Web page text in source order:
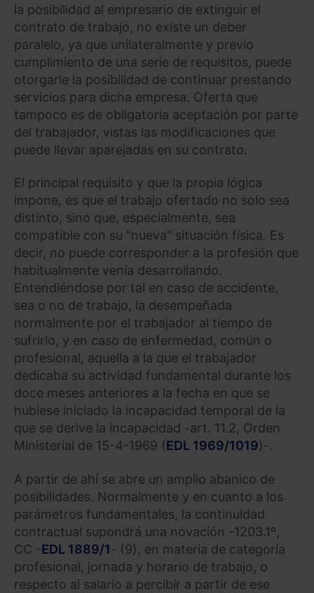
la posibilidad al empresario de extinguir el
contrato de trabajo, no existe un deber
paralelo, ya que unilateralmente y previo
cumplimiento de una serie de requisitos, puede
otorgarle la posibilidad de continuar prestando
servicios para dicha empresa. Oferta que
tampoco es de obligatoria aceptación por parte
del trabajador, vistas las modificaciones que
puede llevar aparejadas en su contrato.
El principal requisito y que la propia lógica
impone, es que el trabajo ofertado no solo sea
distinto, sino que, especialmente, sea
compatible con su "nueva" situación física. Es
decir, no puede corresponder a la profesión que
habitualmente venía desarrollando.
Entendiéndose por tal en caso de accidente,
sea o no de trabajo, la desempeñada
normalmente por el trabajador al tiempo de
sufrirlo, y en caso de enfermedad, común o
profesional, aquella a la que el trabajador
dedicaba su actividad fundamental durante los
doce meses anteriores a la fecha en que se
hubiese iniciado la incapacidad temporal de la
que se derive la incapacidad -art. 11.2, Orden
Ministerial de 15-4-1969 (EDL 1969/1019)-.
A partir de ahí se abre un amplio abanico de
posibilidades. Normalmente y en cuanto a los
parámetros fundamentales, la continuidad
contractual supondrá una novación -1203.1º,
CC -EDL 1889/1- (9), en materia de categoría
profesional, jornada y horario de trabajo, o
respecto al salario a percibir a partir de ese